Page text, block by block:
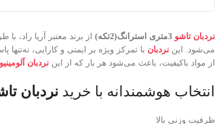
نردبان تاشو
از برند معتبر آریا راد،
می‌شود. این نردبان با تمرکز ویژه بر ایمنی و کارایی،
از مواد باکیفیت، باعث می‌شود هر بار که از این نردبان
انتخاب هوشمندانه‌ با خرید نردبان تاشو 3متری
ظرفیت وزنی بالا